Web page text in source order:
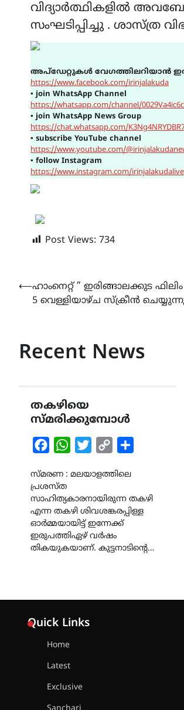
വിദ്യാർത്ഥികളിൽ
സംഘടിപ്പിച്ചു . ശാസ്ത്ര
അപ്ഡേറ്റുകൾ വേഗത്തിലറിയാൻ
https://www.facebook.com/irinjalakuda
▪ join WhatsApp Channel
https://whatsapp.com/channel/
▪ join WhatsApp News Group
https://chat.whatsapp.com/
▪ subscribe YouTube channel
https://www.youtube.com/
▪ follow Instagram
https://www.instagram.com/irinjalakudalive
Post Views: 734
Post
navigation
⟵ഹാംനെറ്റ് ” ഇരിങ്ങാലക്കുട
5 വെള്ളിയാഴ്ച സ്‌ക്രീൻ
Recent News
തകഴിയെ
സ്മരിക്കുമ്പോൾ
FacebookWhatsAppTwitterCopy
സ്മരണ : മലയാളത്തിലെ
പ്രശസ്ത
സാഹിത്യകാരനായിരുന്ന തകഴി
എന്ന തകഴി ശിവശങ്കരപ്പിള്ള
ഓർമ്മയായിട്ട് ഇന്നേക്ക്
ഇരുപത്തിഏഴ് വർഷം
തികയുകയാണ്. കുട്ടനാടിൻ്റെ…
Quick Links
Home
Latest
Exclusive